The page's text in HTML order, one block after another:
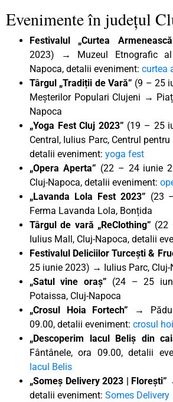
Evenimente în județul
Festivalul „Curtea
2023)
→ Muzeul Etnografic
Napoca, detalii eveniment: curtea
Târgul „Tradiții de Vară” (9 – 25
Meșterilor Populari Clujeni →
Napoca
„Yoga Fest Cluj 2023” (19 – 25
Central, Iulius Parc, Centrul
detalii eveniment: yoga fest
„Opera Aperta” (22 – 24 iunie
Cluj-Napoca, detalii eveniment:
„Lavanda Lola Fest 2023” (23
Ferma Lavanda Lola, Bonțida
Târgul de vară „ReClothing” (22
Iulius Mall, Cluj-Napoca, detalii
Festivalul Deliciilor Turcești &
25 iunie 2023) → Iulius Parc, Cluj-
„Satul vine oraș” (24 – 25
Potaissa, Cluj-Napoca
„Crosul Hoia Fortech” →
09.00, detalii eveniment: crosul
„Descoperim lacul Beliș din
Fântânele, ora 09.00, detalii
lacul Belis
„Someș Delivery 2023 | Florești”
detalii eveniment: Somes Delivery